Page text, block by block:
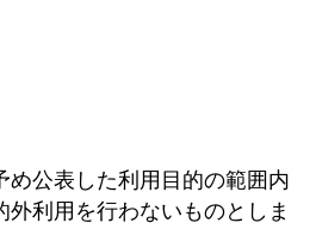
め公表した利用目的の範囲内
利用を行わないものとしま